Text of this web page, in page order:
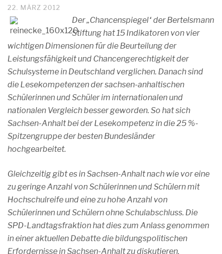
22. MÄRZ 2012
Der „Chancenspiegel“ der Bertelsmann
Stiftung hat 15 Indikatoren von vier
wichtigen Dimensionen für die Beurteilung der
Leistungsfähigkeit und Chancengerechtigkeit der
Schulsysteme in Deutschland verglichen. Danach sind
die Lesekompetenzen der sachsen-anhaltischen
Schülerinnen und Schüler im internationalen und
nationalen Vergleich besser geworden. So hat sich
Sachsen-Anhalt bei der Lesekompetenz in die 25 %-
Spitzengruppe der besten Bundesländer
hochgearbeitet.
Gleichzeitig gibt es in Sachsen-Anhalt nach wie vor eine
zu geringe Anzahl von Schülerinnen und Schülern mit
Hochschulreife und eine zu hohe Anzahl von
Schülerinnen und Schülern ohne Schulabschluss. Die
SPD-Landtagsfraktion hat dies zum Anlass genommen
in einer aktuellen Debatte die bildungspolitischen
Erfordernisse in Sachsen-Anhalt zu diskutieren.